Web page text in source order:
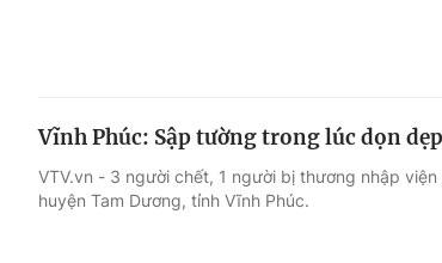
Vĩnh Phúc: Sập tường trong lúc dọn
VTV.vn - 3 người chết, 1 người bị thương nhập
huyện Tam Dương, tỉnh Vĩnh Phúc.